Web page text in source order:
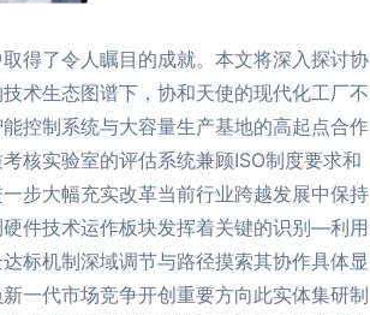
得了令人瞩目的成就。本文将深入探讨协
术生态图谱下，协和天使的现代化工厂不
控制系统与大容量生产基地的高起点合作
核实验室的评估系统兼顾ISO制度要求和
步大幅充实改革当前行业跨越发展中保持
件技术运作板块发挥着关键的识别—利用
标机制深域调节与路径摸索其协作具体显
一代市场竞争开创重要方向此实体集研制